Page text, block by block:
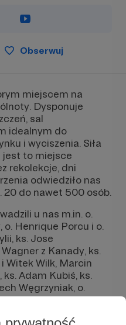
Obserwuj
miejscem na
Dysponuje
sal
idealnym do
i wyciszenia. Siła
jest to miejsce
rekolekcje, dni
odwiedziło nas
do nawet 500 osób.
u nas m.in. o.
Henrique Porcu i o.
ks. Jose
z Kanady, ks.
Witek Wilk, Marcin
Adam Kubiś, ks.
Węgrzyniak, o.
Nowak OP, o. Józef